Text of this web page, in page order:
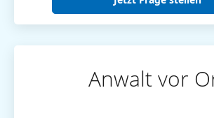
Anwalt vor